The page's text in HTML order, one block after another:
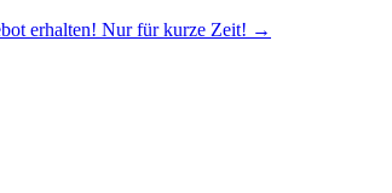
erhalten! Nur für kurze Zeit! →